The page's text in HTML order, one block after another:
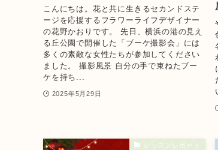
こんにちは。花と共に生きるセカンドステ
ージを応援するフラワーライフデザイナー
の花野かおりです。 先日、横浜の港の見え
る丘公園で開催した「ブーケ撮影会」には
多くの素敵な女性たちが参加してください
ました。 撮影風景 自分の手で束ねたブー
ケを持ち...
2025年5月29日
レッスンレポート